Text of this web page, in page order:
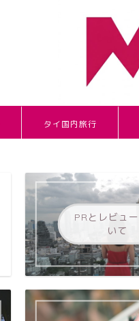
タイ国内旅行
PRとレビュ
いて